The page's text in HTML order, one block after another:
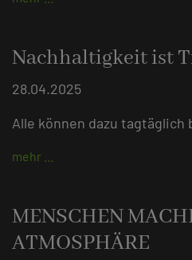
Nachhaltigkeit ist
28.04.2025
Alle können dazu tagtäglich
mehr …
MENSCHEN
ATMOSPHÄRE